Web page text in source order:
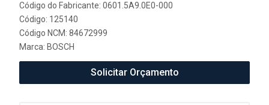
Código do Fabricante: 0601.5A9.0E0-000
Código: 125140
Código NCM: 84672999
Marca: BOSCH
Solicitar Orçamento